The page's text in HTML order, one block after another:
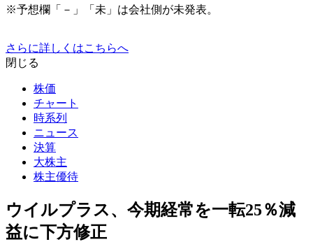
※予想欄「－」「未」は会社側が未発表。
さらに詳しくはこちらへ
閉じる
株価
チャート
時系列
ニュース
決算
大株主
株主優待
ウイルプラス、今期経常を一転25％減
益に下方修正